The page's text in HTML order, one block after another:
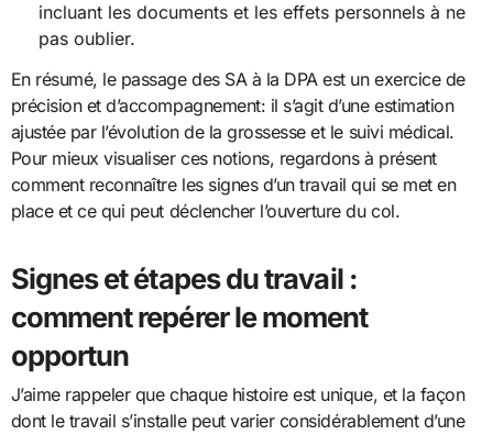
incluant les documents et les effets personnels à ne
pas oublier.
En résumé, le passage des SA à la DPA est un exercice de
précision et d’accompagnement: il s’agit d’une estimation
ajustée par l’évolution de la grossesse et le suivi médical.
Pour mieux visualiser ces notions, regardons à présent
comment reconnaître les signes d’un travail qui se met en
place et ce qui peut déclencher l’ouverture du col.
Signes et étapes du travail :
comment repérer le moment
opportun
J’aime rappeler que chaque histoire est unique, et la façon
dont le travail s’installe peut varier considérablement d’une